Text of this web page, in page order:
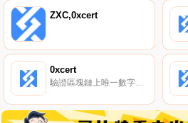
ZXC,0xcert
0xcert
驗證區塊鏈上唯一數字資產的存在、真實性和所有權。